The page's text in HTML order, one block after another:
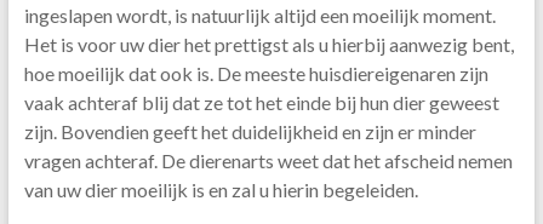
ingeslapen wordt, is natuurlijk altijd een moeilijk moment.
Het is voor uw dier het prettigst als u hierbij aanwezig bent,
hoe moeilijk dat ook is. De meeste huisdiereigenaren zijn
vaak achteraf blij dat ze tot het einde bij hun dier geweest
zijn. Bovendien geeft het duidelijkheid en zijn er minder
vragen achteraf. De dierenarts weet dat het afscheid nemen
van uw dier moeilijk is en zal u hierin begeleiden.